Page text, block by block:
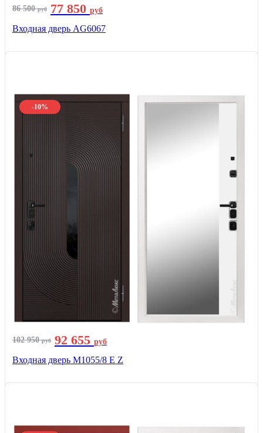
86 500руб 77 850 руб
Входная дверь AG6067
-10%
102 950руб 92 655 руб
Входная дверь М1055/8 Е Z